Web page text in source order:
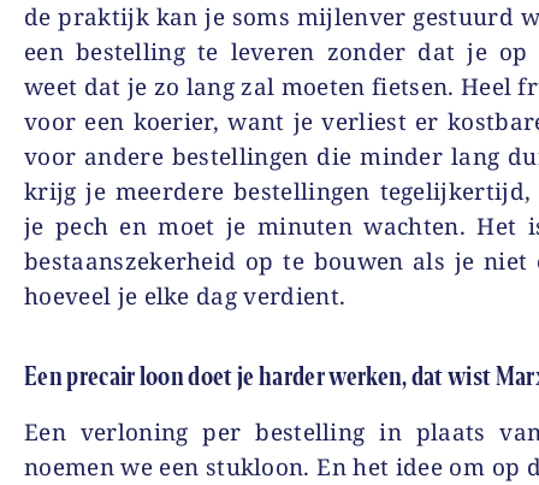
de praktijk kan je soms mijlenver gestuurd
een bestelling te leveren zonder dat je op
weet dat je zo lang zal moeten fietsen. Heel
voor een koerier, want je verliest er
voor andere bestellingen die minder lang
krijg je meerdere bestellingen tegelijkertijd,
je pech en moet je minuten wachten. Het
bestaanszekerheid op te bouwen als je niet
hoeveel je elke dag verdient.
Een precair loon doet je harder werken, dat wist
Een verloning per bestelling in plaats
noemen we een stukloon. En het idee om op